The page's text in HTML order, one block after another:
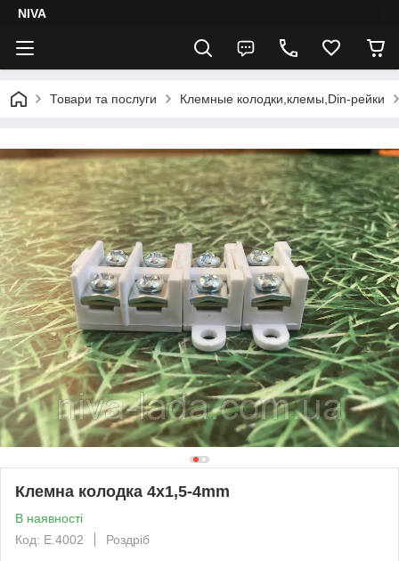
NIVA
Товари та послуги Клемные колодки,клемы,Din-рейки
Клемна колодка 4x1,5-4mm
В наявності
Код: E.4002
Роздріб